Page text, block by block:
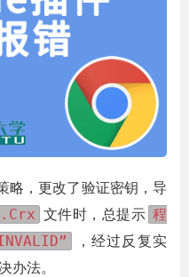
略，更改了验证密钥，导
.Crx 文件时，总提示 程
，经过反复实
办法。